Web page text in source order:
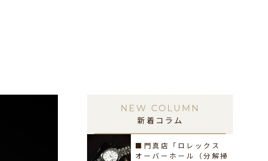
NEW COLUMN
新着コラム
■門真店「ロレックス
オーバーホール（分解掃